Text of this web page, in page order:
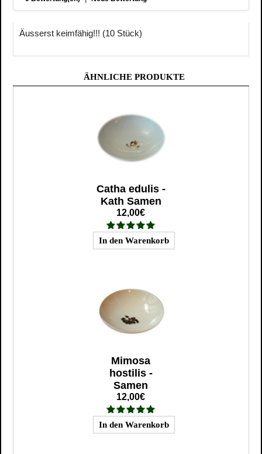
Äusserst keimfähig!!! (10 Stück)
ÄHNLICHE PRODUKTE
Catha edulis -
Kath Samen
12,00€
Mimosa
hostilis -
Samen
12,00€